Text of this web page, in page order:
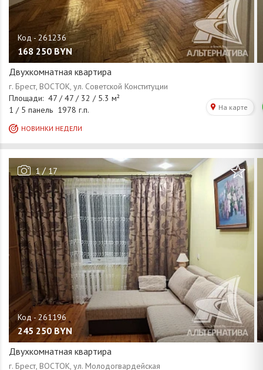
168 250 BYN
Двухкомнатная квартира
1/17
245 250 BYN
Двухкомнатная квартира